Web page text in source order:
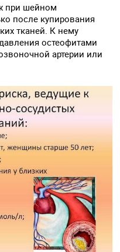
при шейном
после купирования
тканей. К нему
остеофитами
артерии или